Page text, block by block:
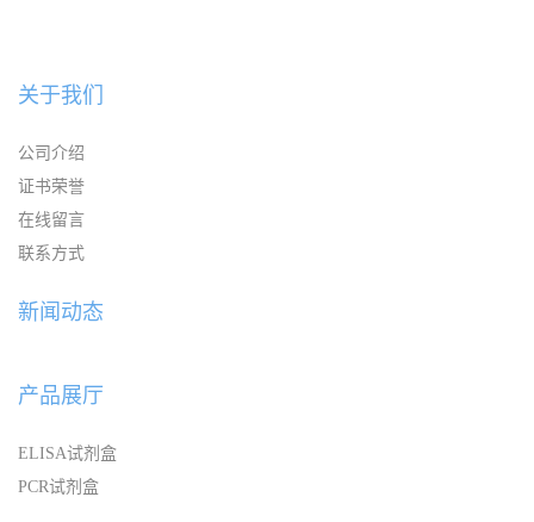
关于我们
公司介绍
证书荣誉
在线留言
联系方式
新闻动态
产品展厅
ELISA试剂盒
PCR试剂盒